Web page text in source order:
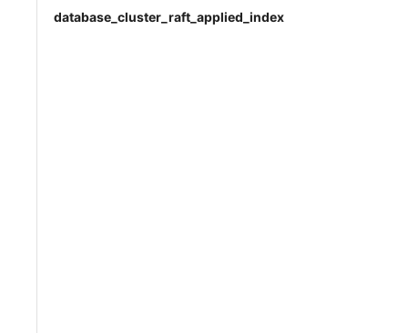
database_cluster_raft_applied_index